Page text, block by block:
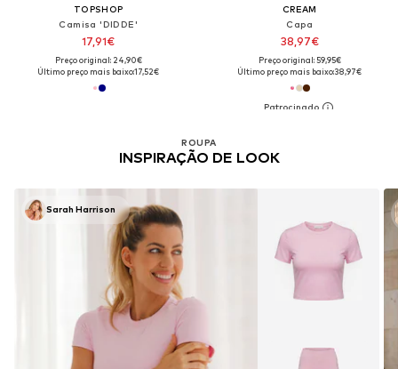
TOPSHOP
Camisa 'DIDDE'
17,91€
Preço original: 24,90€
Último preço mais baixo:17,52€
CREAM
Capa
38,97€
Preço original: 59,95€
Último preço mais baixo:38,97€
ROUPA
INSPIRAÇÃO DE LOOK
Sarah Harrison